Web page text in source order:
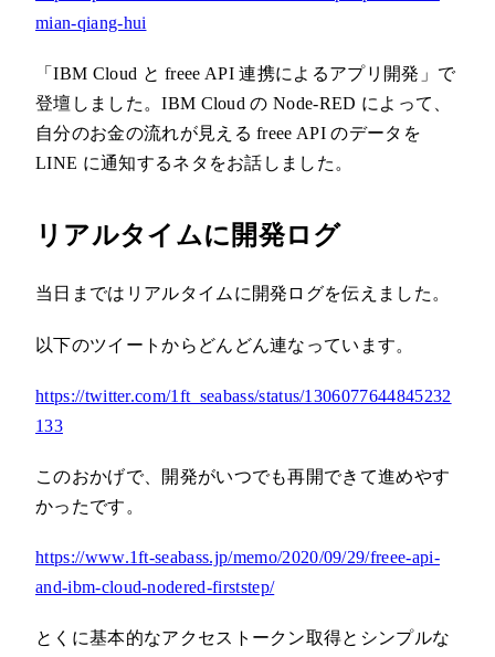
mian-qiang-hui
「IBM Cloud と freee API 連携によるアプリ開発」で
登壇しました。IBM Cloud の Node-RED によって、
自分のお金の流れが見える freee API のデータを
LINE に通知するネタをお話しました。
リアルタイムに開発ログ
当日まではリアルタイムに開発ログを伝えました。
以下のツイートからどんどん連なっています。
https://twitter.com/1ft_seabass/status/1306077644845232
133
このおかげで、開発がいつでも再開できて進めやす
かったです。
https://www.1ft-seabass.jp/memo/2020/09/29/freee-api-
and-ibm-cloud-nodered-firststep/
とくに基本的なアクセストークン取得とシンプルな